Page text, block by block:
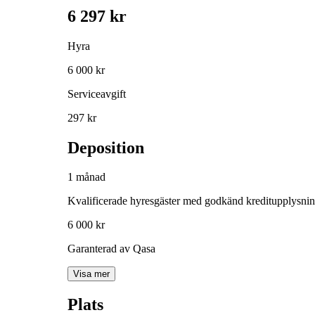
6 297 kr
Hyra
6 000 kr
Serviceavgift
297 kr
Deposition
1 månad
Kvalificerade hyresgäster med godkänd
6 000 kr
Garanterad av Qasa
Visa mer
Plats